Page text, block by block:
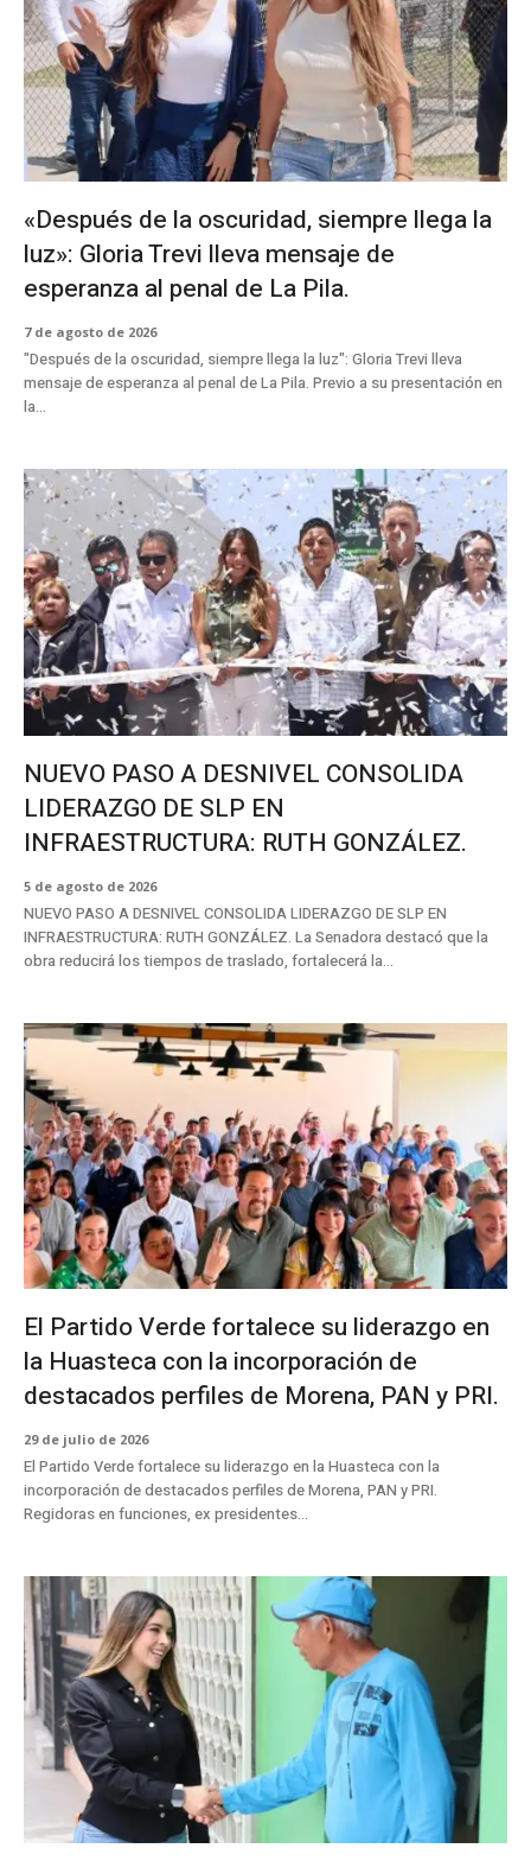
47:49
EN VIVO Noticiero Informante 10 MARZO 2023
#ElMante #Tamaulipas
38:14
«Después de la oscuridad, siempre llega la
luz»: Gloria Trevi lleva mensaje de
esperanza al penal de La Pila.
7 de agosto de 2026
"Después de la oscuridad, siempre llega la luz": Gloria Trevi lleva
mensaje de esperanza al penal de La Pila. Previo a su presentación en
la...
NUEVO PASO A DESNIVEL CONSOLIDA
LIDERAZGO DE SLP EN
INFRAESTRUCTURA: RUTH GONZÁLEZ.
5 de agosto de 2026
NUEVO PASO A DESNIVEL CONSOLIDA LIDERAZGO DE SLP EN
INFRAESTRUCTURA: RUTH GONZÁLEZ. La Senadora destacó que la
obra reducirá los tiempos de traslado, fortalecerá la...
El Partido Verde fortalece su liderazgo en
la Huasteca con la incorporación de
destacados perfiles de Morena, PAN y PRI.
29 de julio de 2026
El Partido Verde fortalece su liderazgo en la Huasteca con la
incorporación de destacados perfiles de Morena, PAN y PRI.
Regidoras en funciones, ex presidentes...